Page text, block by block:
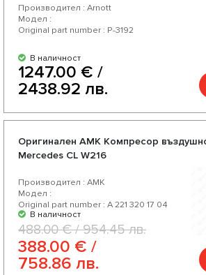
Производител : Arnott
Модел :
Original part number : P-3192
В наличност
1247.00 € /
2438.92 лв.
Оригинален AMK Компресор
Mercedes CL W216
Производител : AMK
Модел :
Original part number : A 221 320 17 04
В наличност
488.00 € / 954.45 лв.
388.00 € /
758.86 лв.